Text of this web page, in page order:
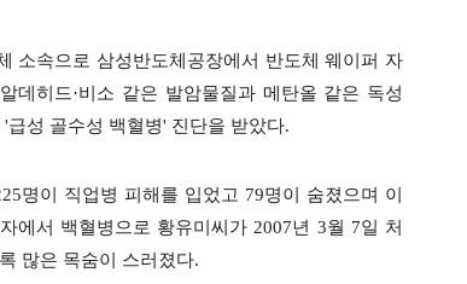
소속으로 삼성반도체공장에서 반도체 웨이퍼 자
데히드·비소 같은 발암물질과 메탄올 같은 독성
성 골수성 백혈병' 진단을 받았다.
명이 직업병 피해를 입었고 79명이 숨졌으며 이
에서 백혈병으로 황유미씨가 2007년 3월 7일 처
많은 목숨이 스러졌다.